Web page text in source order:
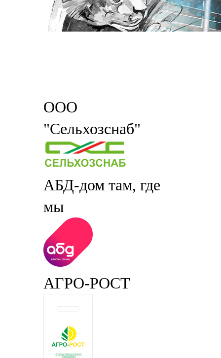
ООО
"Сельхозснаб"
АБД-дом там, где
мы
АГРО-РОСТ